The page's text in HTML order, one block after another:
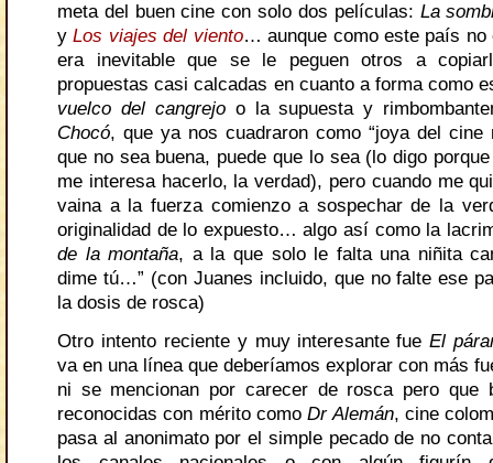
meta del buen cine con solo dos películas: La
yLos viajes del viento… aunque como este país no
era inevitable que se le peguen otros a
propuestas casi calcadas en cuanto a forma como
vuelco del cangrejoo la supuesta y
Chocó, que ya nos cuadraron como “joya del cine
que no sea buena, puede que lo sea (lo digo
me interesa hacerlo, la verdad), pero cuando me
vaina a la fuerza comienzo a sospechar de la
originalidad de lo expuesto… algo así como la
de la montaña, a la que solo le falta una niñita
dime tú…” (con Juanes incluido, que no falte ese
la dosis de rosca)
Otro intento reciente y muy interesante fueEl
va en una línea que deberíamos explorar con más
ni se mencionan por carecer de rosca pero que
reconocidas con mérito comoDr Alemán, cine
pasa al anonimato por el simple pecado de no